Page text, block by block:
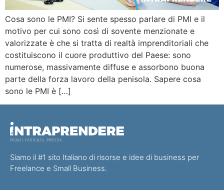
Cosa sono le PMI? Si sente spesso parlare di PMI e il
motivo per cui sono così di sovente menzionate e
valorizzate è che si tratta di realtà imprenditoriali che
costituiscono il cuore produttivo del Paese: sono
numerose, massivamente diffuse e assorbono buona
parte della forza lavoro della penisola. Sapere cosa
sono le PMI è […]
Siamo il #1 sito Italiano di risorse e idee di business per
Freelance e Small Business.